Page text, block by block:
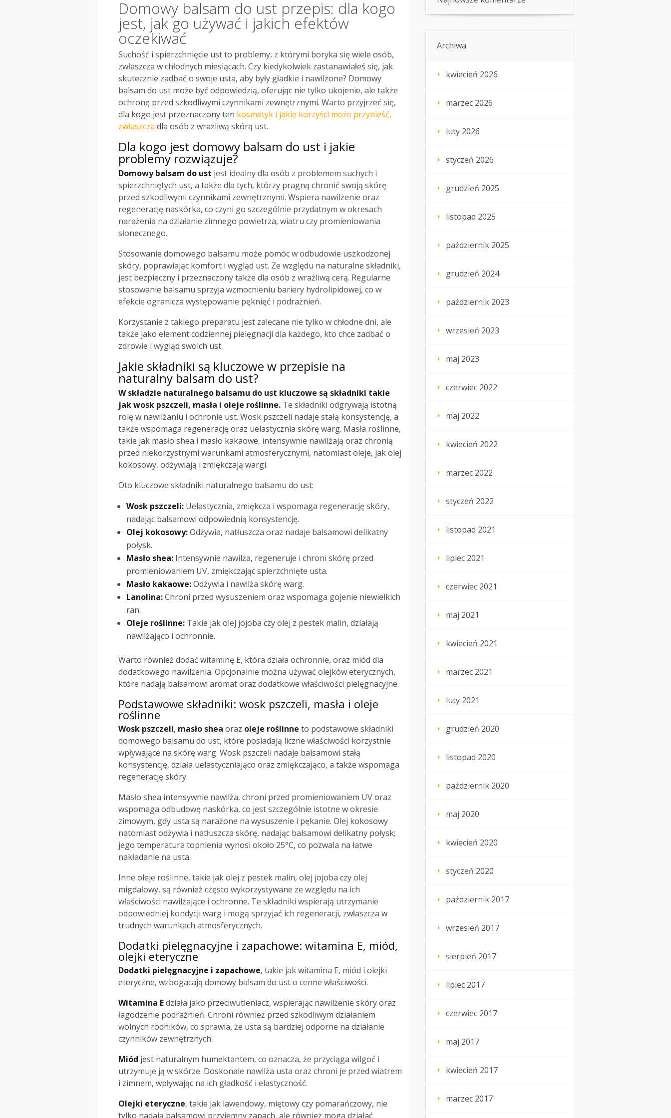
Domowy balsam do ust przepis: dla kogo
jest, jak go używać i jakich efektów
oczekiwać
Suchość i spierzchnięcie ust to problemy, z którymi boryka się wiele osób,
zwłaszcza w chłodnych miesiącach. Czy kiedykolwiek zastanawiałeś się, jak
skutecznie zadbać o swoje usta, aby były gładkie i nawilżone? Domowy
balsam do ust może być odpowiedzią, oferując nie tylko ukojenie, ale także
ochronę przed szkodliwymi czynnikami zewnętrznymi. Warto przyjrzeć się,
dla kogo jest przeznaczony ten kosmetyk i jakie korzyści może przynieść,
zwłaszcza dla osób z wrażliwą skórą ust.
Dla kogo jest domowy balsam do ust i jakie
problemy rozwiązuje?
Domowy balsam do ust jest idealny dla osób z problemem suchych i
spierzchniętych ust, a także dla tych, którzy pragną chronić swoją skórę
przed szkodliwymi czynnikami zewnętrznymi. Wspiera nawilżenie oraz
regenerację naskórka, co czyni go szczególnie przydatnym w okresach
narażenia na działanie zimnego powietrza, wiatru czy promieniowania
słonecznego.
Stosowanie domowego balsamu może pomóc w odbudowie uszkodzonej
skóry, poprawiając komfort i wygląd ust. Ze względu na naturalne składniki,
jest bezpieczny i przeznaczony także dla osób z wrażliwą cerą. Regularne
stosowanie balsamu sprzyja wzmocnieniu bariery hydrolipidowej, co w
efekcie ogranicza występowanie pęknięć i podrażnień.
Korzystanie z takiego preparatu jest zalecane nie tylko w chłodne dni, ale
także jako element codziennej pielęgnacji dla każdego, kto chce zadbać o
zdrowie i wygląd swoich ust.
Jakie składniki są kluczowe w przepisie na
naturalny balsam do ust?
W składzie naturalnego balsamu do ust kluczowe są składniki takie
jak wosk pszczeli, masła i oleje roślinne. Te składniki odgrywają istotną
rolę w nawilżaniu i ochronie ust. Wosk pszczeli nadaje stałą konsystencję, a
także wspomaga regenerację oraz uelastycznia skórę warg. Masła roślinne,
takie jak masło shea i masło kakaowe, intensywnie nawilżają oraz chronią
przed niekorzystnymi warunkami atmosferycznymi, natomiast oleje, jak olej
kokosowy, odżywiają i zmiękczają wargi.
Oto kluczowe składniki naturalnego balsamu do ust:
Wosk pszczeli: Uelastycznia, zmiękcza i wspomaga regenerację skóry,
nadając balsamowi odpowiednią konsystencję.
Olej kokosowy:Odżywia, natłuszcza oraz nadaje balsamowi delikatny
połysk.
Masło shea: Intensywnie nawilża, regeneruje i chroni skórę przed
promieniowaniem UV, zmiękczając spierzchnięte usta.
Masło kakaowe:Odżywia i nawilża skórę warg.
Lanolina:Chroni przed wysuszeniem oraz wspomaga gojenie niewielkich
ran.
Oleje roślinne: Takie jak olej jojoba czy olej z pestek malin, działają
nawilżająco i ochronnie.
Warto również dodać witaminę E, która działa ochronnie, oraz miód dla
dodatkowego nawilżenia. Opcjonalnie można używać olejków eterycznych,
które nadają balsamowi aromat oraz dodatkowe właściwości pielęgnacyjne.
Podstawowe składniki: wosk pszczeli, masła i oleje
roślinne
Wosk pszczeli, masło shea oraz oleje roślinne to podstawowe składniki
domowego balsamu do ust, które posiadają liczne właściwości korzystnie
wpływające na skórę warg. Wosk pszczeli nadaje balsamowi stałą
konsystencję, działa uelastyczniająco oraz zmiękczająco, a także wspomaga
regenerację skóry.
Masło shea intensywnie nawilża, chroni przed promieniowaniem UV oraz
wspomaga odbudowę naskórka, co jest szczególnie istotne w okresie
zimowym, gdy usta są narażone na wysuszenie i pękanie. Olej kokosowy
natomiast odżywia i natłuszcza skórę, nadając balsamowi delikatny połysk;
jego temperatura topnienia wynosi około 25°C, co pozwala na łatwe
nakładanie na usta.
Inne oleje roślinne, takie jak olej z pestek malin, olej jojoba czy olej
migdałowy, są również często wykorzystywane ze względu na ich
właściwości nawilżające i ochronne. Te składniki wspierają utrzymanie
odpowiedniej kondycji warg i mogą sprzyjać ich regeneracji, zwłaszcza w
trudnych warunkach atmosferycznych.
Dodatki pielęgnacyjne i zapachowe: witamina E, miód,
olejki eteryczne
Dodatki pielęgnacyjne i zapachowe, takie jak witamina E, miód i olejki
eteryczne, wzbogacają domowy balsam do ust o cenne właściwości.
Witamina Edziała jako przeciwutleniacz, wspierając nawilżenie skóry oraz
łagodzenie podrażnień. Chroni również przed szkodliwym działaniem
wolnych rodników, co sprawia, że usta są bardziej odporne na działanie
czynników zewnętrznych.
Miód jest naturalnym humektantem, co oznacza, że przyciąga wilgoć i
utrzymuje ją w skórze. Doskonale nawilża usta oraz chroni je przed wiatrem
i zimnem, wpływając na ich gładkość i elastyczność.
Olejki eteryczne, takie jak lawendowy, miętowy czy pomarańczowy, nie
tylko nadają balsamowi przyjemny zapach, ale również mogą działać
Archiwa
kwiecień 2026
marzec 2026
luty 2026
styczeń 2026
grudzień 2025
listopad 2025
październik 2025
grudzień 2024
październik 2023
wrzesień 2023
maj 2023
czerwiec 2022
maj 2022
kwiecień 2022
marzec 2022
styczeń 2022
listopad 2021
lipiec 2021
czerwiec 2021
maj 2021
kwiecień 2021
marzec 2021
luty 2021
grudzień 2020
listopad 2020
październik 2020
maj 2020
kwiecień 2020
styczeń 2020
październik 2017
wrzesień 2017
sierpień 2017
lipiec 2017
czerwiec 2017
maj 2017
kwiecień 2017
marzec 2017